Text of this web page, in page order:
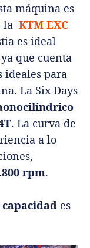
máquina es
la KTM EXC
es ideal
que cuenta
ideales para
La Six Days
. La curva de
a lo
rpm.
capacidad es